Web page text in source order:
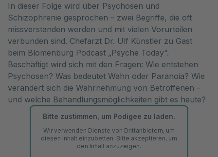
In dieser Folge wird über Psychosen und
Schizophrenie gesprochen – zwei Begriffe, die oft
missverstanden werden und mit vielen Vorurteilen
verbunden sind. Chefarzt Dr. Ulf Künstler zu Gast
beim Blomenburg Podcast „Psyche Today“.
Beschäftigt wird sich mit den Fragen: Wie entstehen
Psychosen? Was bedeutet Wahn oder Paranoia? Wie
verändert sich die Wahrnehmung von Betroffenen –
und welche Behandlungsmöglichkeiten gibt es heute?
Bitte zustimmen, um Podigee zu laden.
Wir verwenden Dienste von Drittanbietern, um
diesen Inhalt einzubetten. Bitte akzeptieren, um
den Inhalt anzuzeigen.